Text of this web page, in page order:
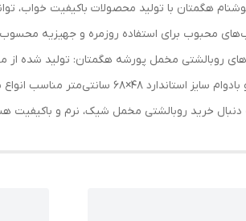
هگمتان با تولید محصولات باکیفیت خواب،
محبوب برای استفاده روزمره و جهیزیه
روبالشتی مخمل پورشه هگمتان: تولید شده
استاندارد 48×68 سانتی‌متر مناسب انواع بالش استاندارد
دنبال خرید روبالشتی مخمل شیک، نرم و باکیفیت